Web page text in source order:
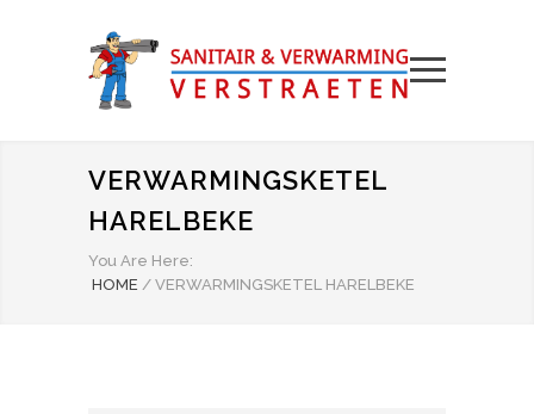
VERWARMINGSKETEL
HARELBEKE
You Are Here:
HOME / VERWARMINGSKETEL HARELBEKE